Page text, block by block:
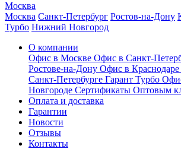
Москва
Москва Санкт-Петербург Ростов-на-Дону
Турбо Нижний Новгород
О компании
Офис в Москве Офис в Санкт-
Ростове-на-Дону Офис в Краснодаре
Санкт-Петербурге Гарант Турбо
Новгороде Сертификаты Оптовым
Оплата и доставка
Гарантии
Новости
Отзывы
Контакты